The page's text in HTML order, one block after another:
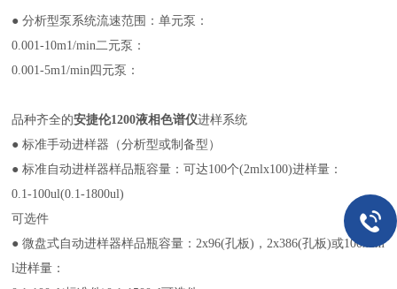
● 分析型泵系统流速范围：单元泵：
0.001-10m1/min二元泵：
0.001-5m1/min四元泵：
品种齐全的安捷伦1200液相色谱仪进样系统
● 标准手动进样器（分析型或制备型）
● 标准自动进样器样品瓶容量：可达100个(2mlx100)进样量：
0.1-100ul(0.1-1800ul)
可选件
● 微盘式自动进样器样品瓶容量：2x96(孔板)，2x386(孔板)或100x2m
l进样量：